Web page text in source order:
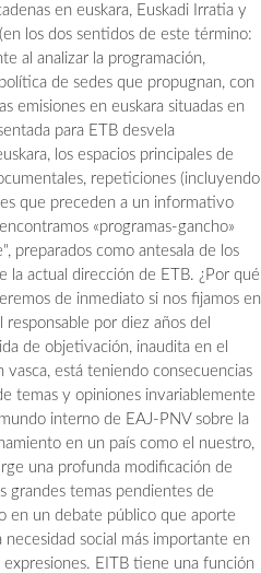
en euskara, Euskadi Irratia y
los dos sentidos de este término:
al analizar la programación,
de sedes que propugnan, con
emisiones en euskara situadas en
para ETB desvela
los espacios principales de
repeticiones (incluyendo
que preceden a un informativo
«programas-gancho»
preparados como antesala de los
la actual dirección de ETB. ¿Por qué
de inmediato si nos fijamos en
por diez años del
de objetivación, inaudita en el
está teniendo consecuencias
temas y opiniones invariablemente
interno de EAJ-PNV sobre la
en un país como el nuestro,
una profunda modificación de
grandes temas pendientes de
en un debate público que aporte
social más importante en
expresiones. EITB tiene una función